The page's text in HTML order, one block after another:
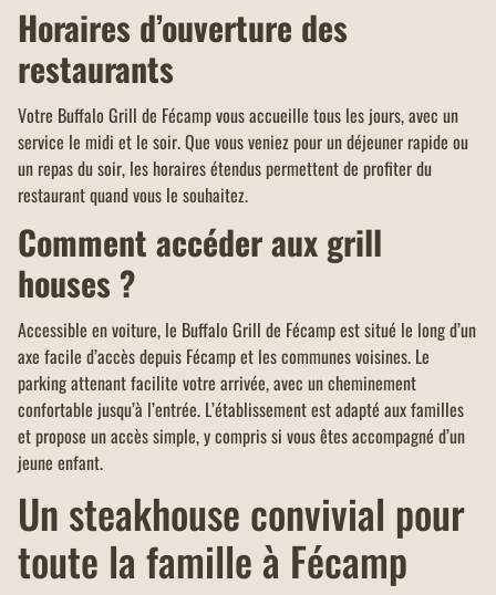
Horaires d’ouverture des
restaurants
Votre Buffalo Grill de Fécamp vous accueille tous les jours, avec un
service le midi et le soir. Que vous veniez pour un déjeuner rapide ou
un repas du soir, les horaires étendus permettent de profiter du
restaurant quand vous le souhaitez.
Comment accéder aux grill
houses ?
Accessible en voiture, le Buffalo Grill de Fécamp est situé le long d’un
axe facile d’accès depuis Fécamp et les communes voisines. Le
parking attenant facilite votre arrivée, avec un cheminement
confortable jusqu’à l’entrée. L’établissement est adapté aux familles
et propose un accès simple, y compris si vous êtes accompagné d’un
jeune enfant.
Un steakhouse convivial pour
toute la famille à Fécamp